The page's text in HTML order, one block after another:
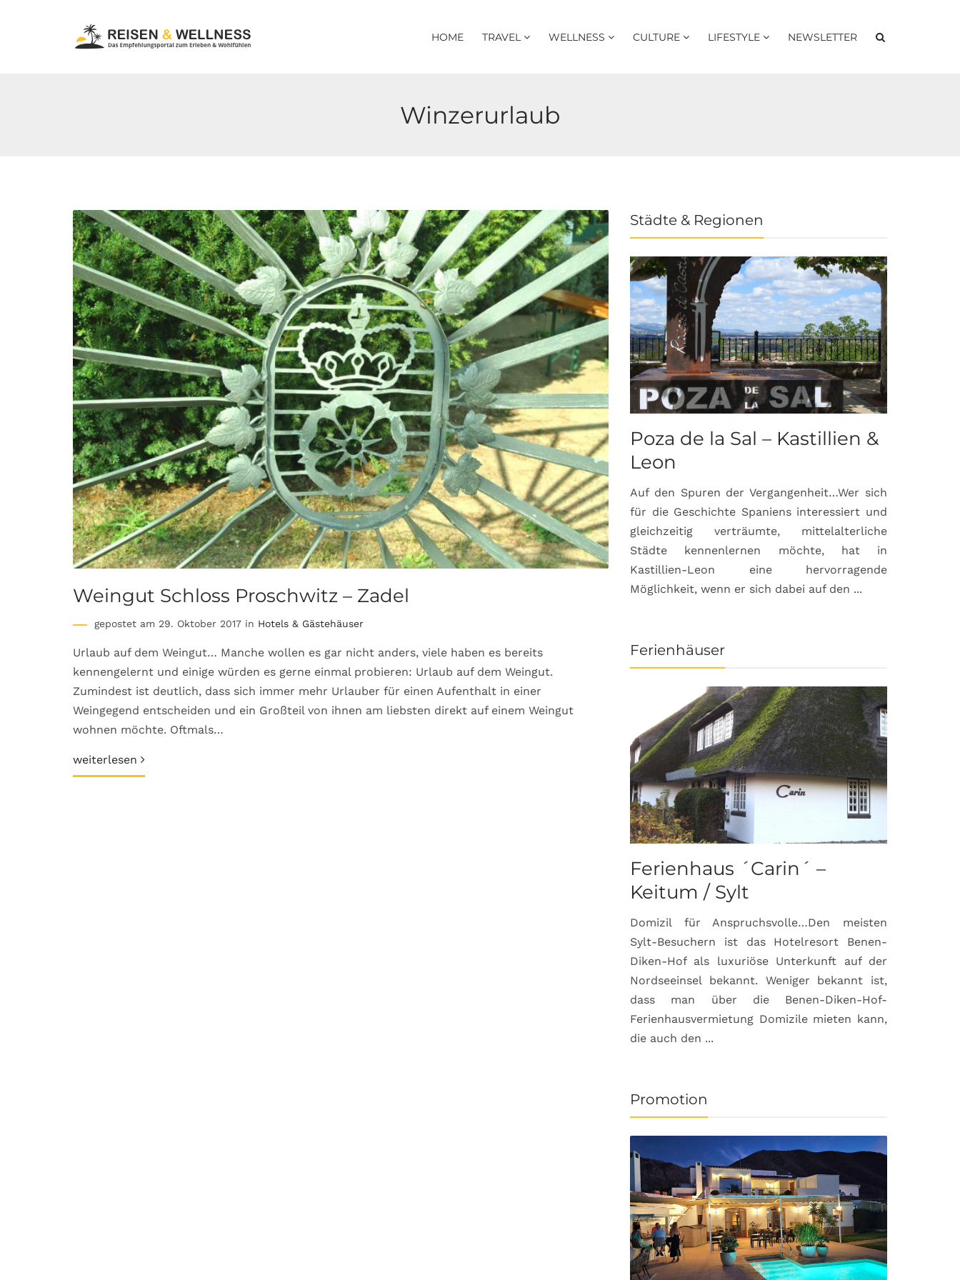
HOME TRAVEL WELLNESS CULTURE LIFESTYLE NEWSLETTER
Winzerurlaub
Weingut Schloss Proschwitz – Zadel
gepostet am 29. Oktober 2017 in Hotels & Gästehäuser
Urlaub auf dem Weingut… Manche wollen es gar nicht anders, viele haben es bereits
kennengelernt und einige würden es gerne einmal probieren: Urlaub auf dem Weingut.
Zumindest ist deutlich, dass sich immer mehr Urlauber für einen Aufenthalt in einer
Weingegend entscheiden und ein Großteil von ihnen am liebsten direkt auf einem Weingut
wohnen möchte. Oftmals…
weiterlesen
Städte & Regionen
Poza de la Sal – Kastillien &
Leon
Auf den Spuren der Vergangenheit…Wer sich
für die Geschichte Spaniens interessiert und
gleichzeitig verträumte, mittelalterliche
Städte kennenlernen möchte, hat in
Kastillien-Leon eine hervorragende
Möglichkeit, wenn er sich dabei auf den ...
Ferienhäuser
Ferienhaus ´Carin´ –
Keitum / Sylt
Domizil für Anspruchsvolle…Den meisten
Sylt-Besuchern ist das Hotelresort Benen-
Diken-Hof als luxuriöse Unterkunft auf der
Nordseeinsel bekannt. Weniger bekannt ist,
dass man über die Benen-Diken-Hof-
Ferienhausvermietung Domizile mieten kann,
die auch den ...
Promotion